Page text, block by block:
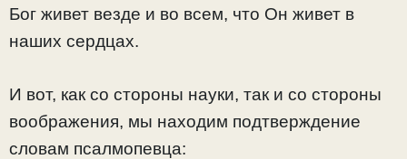
Бог живет везде и во всем, что Он живет в
наших сердцах.
И вот, как со стороны науки, так и со стороны
воображения, мы находим подтверждение
словам псалмопевца: